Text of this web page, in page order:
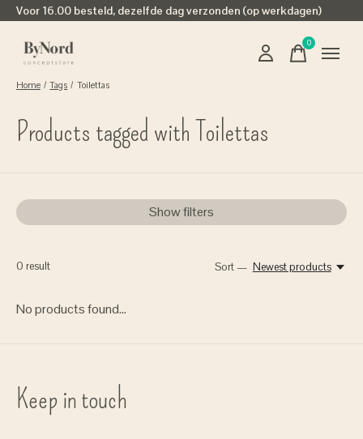
Voor 16.00 besteld, dezelfde dag verzonden (op werkdagen)
0items
Home / Tags / Toilettas
Products tagged with Toilettas
Show filters
0 result Sort — Newest products
No products found...
Keep in touch